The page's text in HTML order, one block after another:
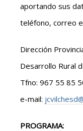
aportando sus
teléfono, correo
Dirección
Desarrollo Rural
Tfno: 967 55 85
e-mail:
PROGRAMA: